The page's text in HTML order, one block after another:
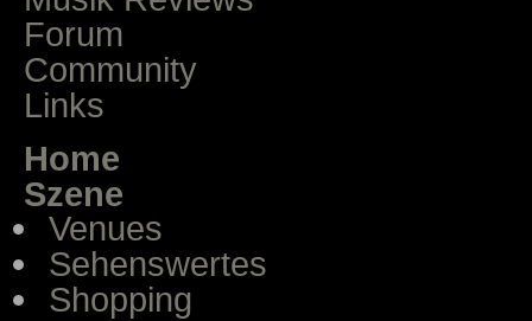
Forum
Community
Links
Home
Szene
Venues
Sehenswertes
Shopping